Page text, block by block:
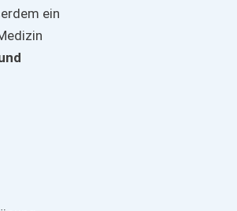
ein